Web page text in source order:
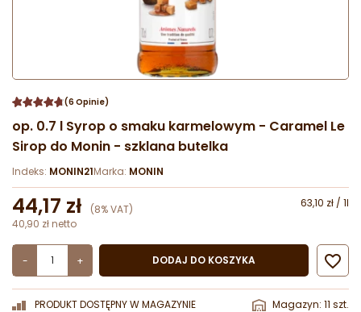
(6 Opinie)
op. 0.7 l Syrop o smaku karmelowym - Caramel Le
Sirop do Monin - szklana butelka
Indeks: MONIN21Marka: MONIN
44,17 zł (8% VAT)
63,10 zł / 1l
40,90 zł netto
- + DODAJ DO KOSZYKA 
PRODUKT DOSTĘPNY W MAGAZYNIE Magazyn: 11 szt.